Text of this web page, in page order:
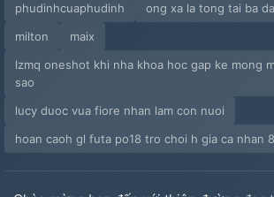
phudinhcuaphudinh
ong xa la tong tai ba
milton
maix
lzmq oneshot khi nha khoa hoc gap ke mong
sao
lucy duoc vua fiore nhan lam con nuoi
hoan caoh gl futa po18 tro choi h gia ca nhan